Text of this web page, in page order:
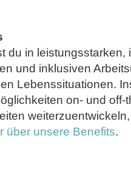
du in
und inklusiven
Lebenssituationen.
on- und
über unsere Benefits.